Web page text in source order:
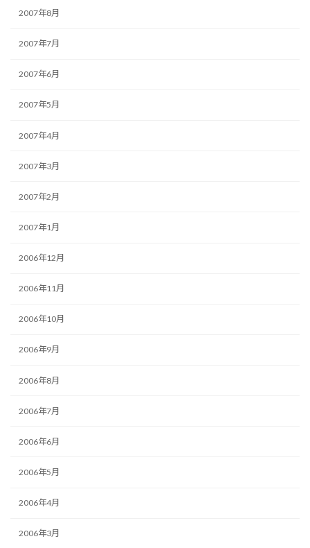
2007年8月
2007年7月
2007年6月
2007年5月
2007年4月
2007年3月
2007年2月
2007年1月
2006年12月
2006年11月
2006年10月
2006年9月
2006年8月
2006年7月
2006年6月
2006年5月
2006年4月
2006年3月